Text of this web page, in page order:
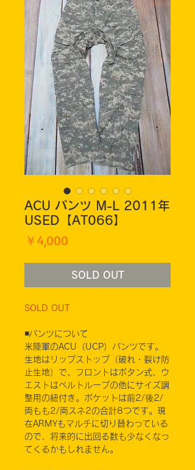
ACU パンツ M-L 2011年
USED【AT066】
￥4,000
SOLD OUT
SOLD OUT
◾️パンツについて
米陸軍のACU（UCP）パンツです。
生地はリップストップ（破れ・裂け防
止生地）で、フロントはボタン式、ウ
エストはベルトループの他にサイズ調
整用の紐付き。ポケットは前2/後2/
両もも2/両スネ2の合計8つです。現
在ARMYもマルチに切り替わっている
ので、将来的に出回る数も少なくなっ
てくるかもしれません。